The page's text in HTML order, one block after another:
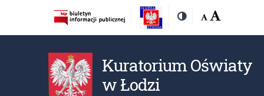
KontrastRozmiar
Domyślna
Wielka
Kuratorium Oświaty
w Łodzi